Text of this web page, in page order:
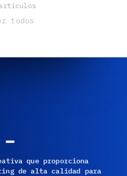
todos
que proporciona
de alta calidad para